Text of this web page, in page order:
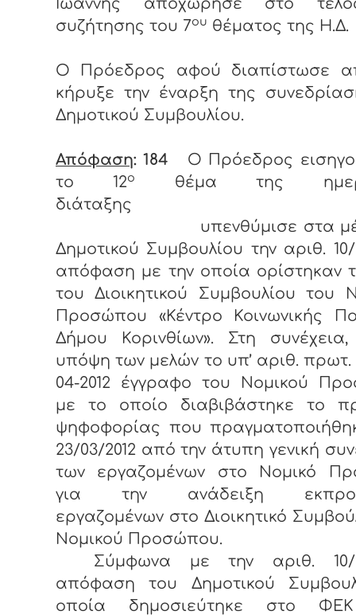
Ιωάννης αποχώρησε στο
συζήτησης του 7ου θέματος της
Ο Πρόεδρος αφού διαπίστωσε
κήρυξε την έναρξη της
Δημοτικού Συμβουλίου.
Απόφαση: 184 Ο Πρόεδρος
το 12ο
θέμα της
διάταξης
υπενθύμισε στα
Δημοτικού Συμβουλίου την αριθ. 10/
απόφαση με την οποία ορίστηκαν
του Διοικητικού Συμβουλίου του
Προσώπου «Κέντρο Κοινωνικής
Δήμου Κορινθίων». Στη
υπόψη των μελών το υπ’ αριθ. πρωτ.
04-2012 έγγραφο του Νομικού
με το οποίο διαβιβάστηκε το
ψηφοφορίας που
23/03/2012 από την άτυπη γενική
των εργαζομένων στο Νομικό
για την ανάδειξη
εργαζομένων στο Διοικητικό
Νομικού Προσώπου.
Σύμφωνα με την αριθ. 10/
απόφαση του Δημοτικού
οποία δημοσιεύτηκε στο